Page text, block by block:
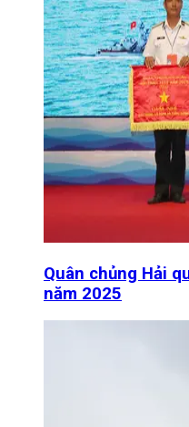
Quân chủng Hải
năm 2025